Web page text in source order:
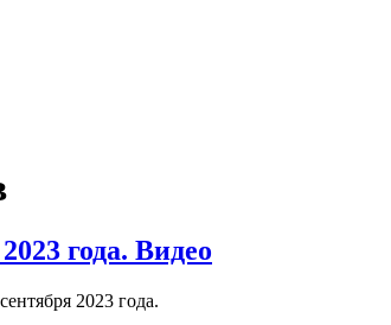
года. Видео
2023 года.